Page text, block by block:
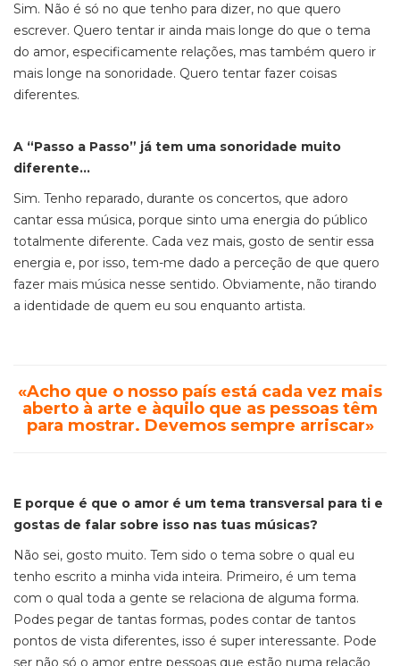
Sim. Não é só no que tenho para dizer, no que quero
escrever. Quero tentar ir ainda mais longe do que o tema
do amor, especificamente relações, mas também quero ir
mais longe na sonoridade. Quero tentar fazer coisas
diferentes.
A “Passo a Passo” já tem uma sonoridade muito
diferente…
Sim. Tenho reparado, durante os concertos, que adoro
cantar essa música, porque sinto uma energia do público
totalmente diferente. Cada vez mais, gosto de sentir essa
energia e, por isso, tem-me dado a perceção de que quero
fazer mais música nesse sentido. Obviamente, não tirando
a identidade de quem eu sou enquanto artista.
«Acho que o nosso país está cada vez mais
aberto à arte e àquilo que as pessoas têm
para mostrar. Devemos sempre arriscar»
E porque é que o amor é um tema transversal para ti e
gostas de falar sobre isso nas tuas músicas?
Não sei, gosto muito. Tem sido o tema sobre o qual eu
tenho escrito a minha vida inteira. Primeiro, é um tema
com o qual toda a gente se relaciona de alguma forma.
Podes pegar de tantas formas, podes contar de tantos
pontos de vista diferentes, isso é super interessante. Pode